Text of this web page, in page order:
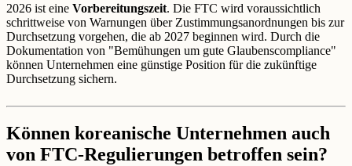
2026 ist eine Vorbereitungszeit. Die FTC wird voraussichtlich
schrittweise von Warnungen über Zustimmungsanordnungen bis zur
Durchsetzung vorgehen, die ab 2027 beginnen wird. Durch die
Dokumentation von "Bemühungen um gute Glaubenscompliance"
können Unternehmen eine günstige Position für die zukünftige
Durchsetzung sichern.
Können koreanische Unternehmen auch
von FTC-Regulierungen betroffen sein?